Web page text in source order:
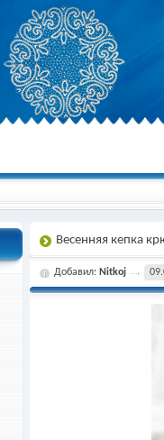
Весенняя кепка
Добавил: Nitkoj